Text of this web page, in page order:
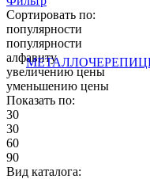
Сортировать по:
популярности
популярности
алфавиту
увеличению цены
уменьшению цены
Показать по:
30
30
60
90
Вид каталога: